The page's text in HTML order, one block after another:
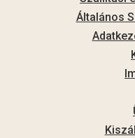
Általános